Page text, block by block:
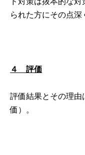
られた方にその点深
４ 評価
評価結果とその理
価︎）。